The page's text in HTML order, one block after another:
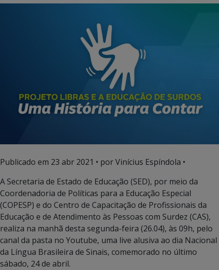
Publicado em 23 abr 2021 • por Vinícius Espíndola •
A Secretaria de Estado de Educação (SED), por meio da
Coordenadoria de Políticas para a Educação Especial
(COPESP) e do Centro de Capacitação de Profissionais da
Educação e de Atendimento às Pessoas com Surdez (CAS),
realiza na manhã desta segunda-feira (26.04), às 09h, pelo
canal da pasta no Youtube, uma live alusiva ao dia Nacional
da Língua Brasileira de Sinais, comemorado no último
sábado, 24 de abril.